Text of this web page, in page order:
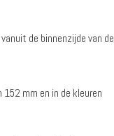
de binnenzijde van de
mm en in de kleuren